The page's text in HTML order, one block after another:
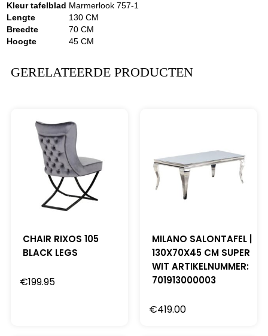
Kleur tafelblad Marmerlook 757-1
Lengte
130 CM
Breedte
70 CM
Hoogte
45 CM
GERELATEERDE PRODUCTEN
CHAIR RIXOS 105
BLACK LEGS
€199.95
MILANO SALONTAFEL |
130X70X45 CM SUPER
WIT ARTIKELNUMMER:
701913000003
€419.00